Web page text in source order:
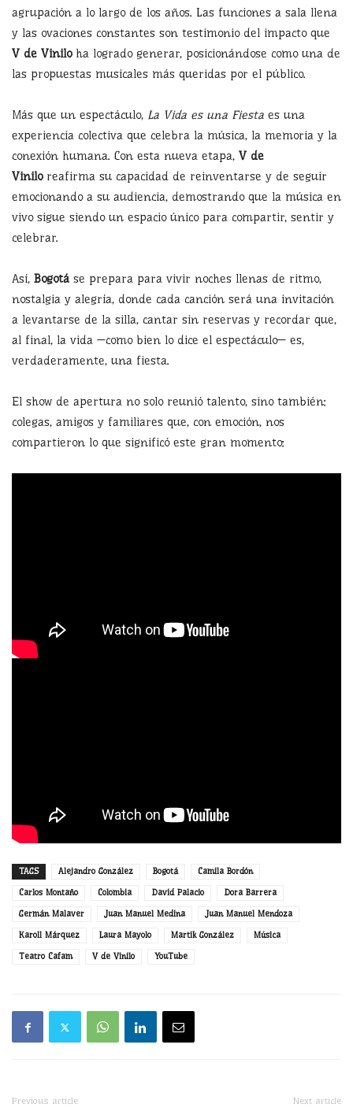
agrupación a lo largo de los años. Las funciones a sala llena
y las ovaciones constantes son testimonio del impacto que
V de Vinilo ha logrado generar, posicionándose como una de
las propuestas musicales más queridas por el público.
Más que un espectáculo, La Vida es una Fiesta es una
experiencia colectiva que celebra la música, la memoria y la
conexión humana. Con esta nueva etapa, V de
Viniloreafirma su capacidad de reinventarse y de seguir
emocionando a su audiencia, demostrando que la música en
vivo sigue siendo un espacio único para compartir, sentir y
celebrar.
Así, Bogotáse prepara para vivir noches llenas de ritmo,
nostalgia y alegría, donde cada canción será una invitación
a levantarse de la silla, cantar sin reservas y recordar que,
al final, la vida —como bien lo dice el espectáculo— es,
verdaderamente, una fiesta.
El show de apertura no solo reunió talento, sino también:
colegas, amigos y familiares que, con emoción, nos
compartieron lo que significó este gran momento:
TAGS Alejandro González Bogotá Camila Bordón
Carlos Montaño Colombia David Palacio Dora Barrera
Germán Malaver Juan Manuel Medina Juan Manuel Mendoza
Karoll Márquez Laura Mayolo Martik González Música
Teatro Cafam V de Vinilo YouTube
Previous article Next article